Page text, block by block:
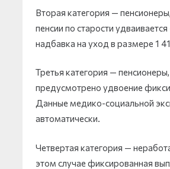
Вторая категория —
пенсии по старости
надбавка на уход в размере 1
Третья категория —
предусмотрено удвоение
Данные медико-социальной
автоматически.
Четвертая категория —
этом случае фиксированная